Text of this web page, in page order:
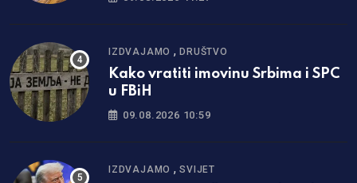
IZDVAJAMO ,DRUŠTVO
Kako vratiti imovinu Srbima i SPC
u FBiH
09.08.2026 10:59
IZDVAJAMO ,SVIJET